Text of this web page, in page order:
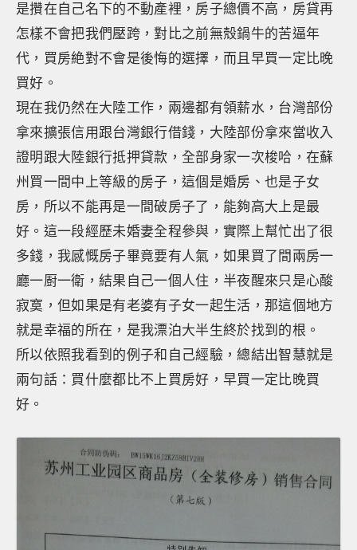
是攢在自己名下的不動產裡，房子總價不高，房貸再
怎樣不會把我們壓跨，對比之前無殼鍋牛的苦逼年
代，買房絶對不會是後悔的選擇，而且早買一定比晚
買好。
現在我仍然在大陸工作，兩邊都有領薪水，台灣部份
拿來擴張信用跟台灣銀行借錢，大陸部份拿來當收入
證明跟大陸銀行抵押貸款，全部身家一次梭哈，在蘇
州買一間中上等級的房子，這個是婚房、也是子女
房，所以不能再是一間破房子了，能夠高大上是最
好。這一段經歷未婚妻全程參與，實際上幫忙出了很
多錢，我感慨房子畢竟要有人氣，如果買了間兩房一
廳一㕑一衛，結果自己一個人住，半夜醒來只是心酸
寂寞，但如果是有老婆有子女一起生活，那這個地方
就是幸福的所在，是我漂泊大半生終於找到的根。
所以依照我看到的例子和自己經驗，總結出智慧就是
兩句話：買什麼都比不上買房好，早買一定比晚買
好。